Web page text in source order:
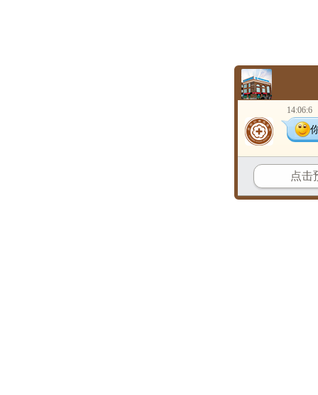
14:06:6
点击